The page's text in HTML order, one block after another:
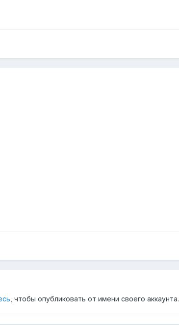
, чтобы опубликовать от имени своего аккаунта.